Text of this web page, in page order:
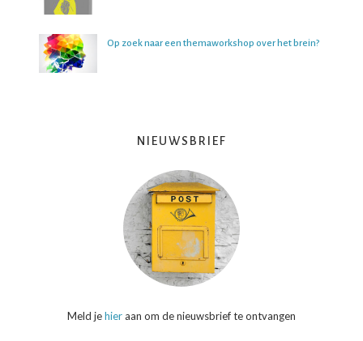
Op zoek naar een themaworkshop over het brein?
NIEUWSBRIEF
Meld jehieraan om de nieuwsbrief te ontvangen